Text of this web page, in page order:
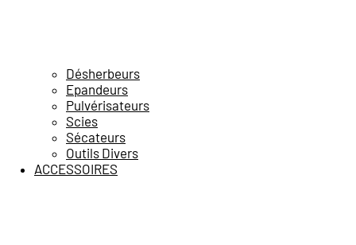
Désherbeurs
Epandeurs
Pulvérisateurs
Scies
Sécateurs
Outils Divers
ACCESSOIRES